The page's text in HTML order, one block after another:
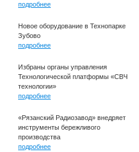
подробнее
Новое оборудование в Технопарке
Зубово
подробнее
Избраны органы управления
Технологической платформы «СВЧ
технологии»
подробнее
«Рязанский Радиозавод» внедряет
инструменты бережливого
производства
подробнее